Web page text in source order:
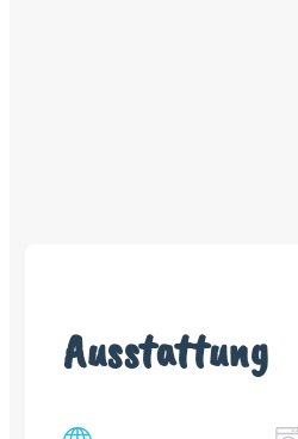
Ausstattung